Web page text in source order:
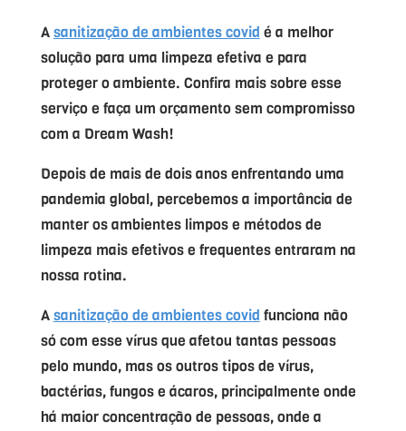
Asanitização de ambientes covid é a melhor
solução para uma limpeza efetiva e para
proteger o ambiente. Confira mais sobre esse
serviço e faça um orçamento sem compromisso
com a Dream Wash!
Depois de mais de dois anos enfrentando uma
pandemia global, percebemos a importância de
manter os ambientes limpos e métodos de
limpeza mais efetivos e frequentes entraram na
nossa rotina.
Asanitização de ambientes covid funciona não
só com esse vírus que afetou tantas pessoas
pelo mundo, mas os outros tipos de vírus,
bactérias, fungos e ácaros, principalmente onde
há maior concentração de pessoas, onde a